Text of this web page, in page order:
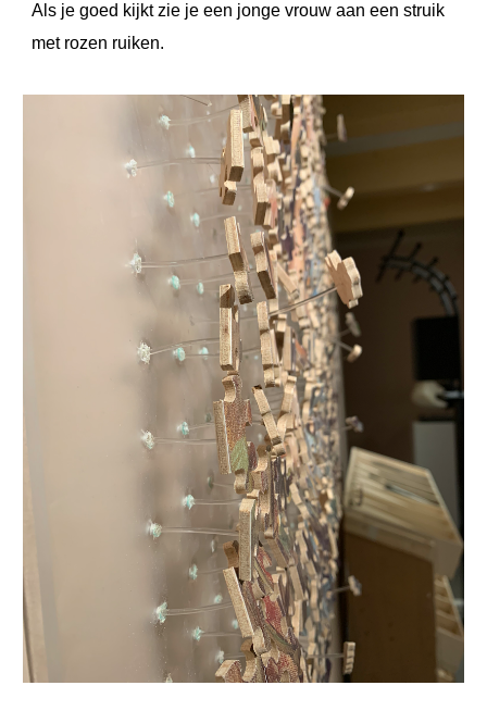
Als je goed kijkt zie je een jonge vrouw aan een struik
met rozen ruiken.